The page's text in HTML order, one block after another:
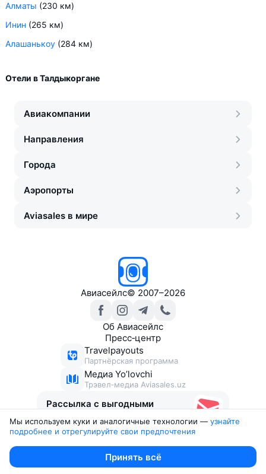
Алматы (230 км)
Инин (265 км)
Алашанькоу (284 км)
Отели в Талдыкоргане
Авиакомпании
Направления
Города
Аэропорты
Aviasales в мире
Авиасейлс© 2007–2026
Об Авиасейлс
Пресс‑центр
Travelpayouts
Партнёрская программа
Медиа Yo’lovchi
Трэвел‑медиа Aviasales.uz
Рассылка с выгодными
Юридические документы
Мы используем куки и аналогичные технологии — узнайте
подробнее и отрегулируйте свои предпочтения
Принять всё